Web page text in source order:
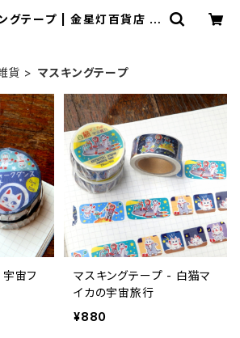
グテープ | 金星灯百貨店 |
貨 マスキングテープ
宙フ
マスキングテープ - 白猫マ
イカの宇宙旅行
¥880